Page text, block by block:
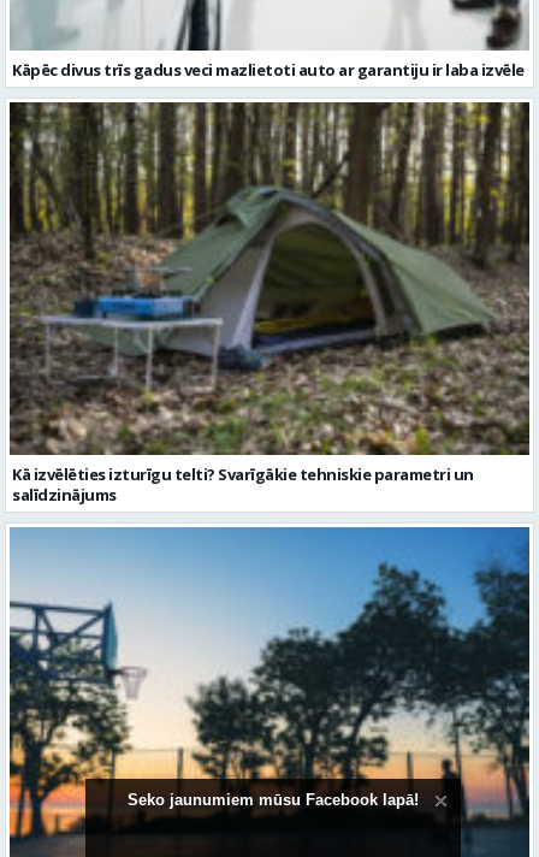
Kāpēc divus trīs gadus veci mazlietoti auto ar garantiju ir laba izvēle
Kā izvēlēties izturīgu telti? Svarīgākie tehniskie parametri un
salīdzinājums
Seko jaunumiem mūsu Facebook lapā!